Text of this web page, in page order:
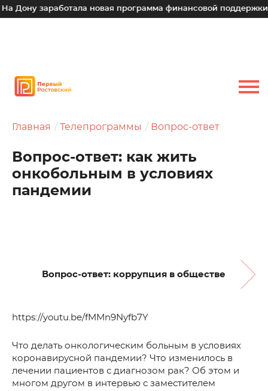
новая программа финансовой поддержки для
Главная Телепрограммы Вопрос-ответ
Вопрос-ответ: как жить
онкобольным в условиях
пандемии
Вопрос-ответ: коррупция в обществе
https://youtu.be/fMMn9Nyfb7Y
Что делать онкологическим больным в условиях
коронавирусной пандемии? Что изменилось в
лечении пациентов с диагнозом рак? Об этом и
многом другом в интервью с заместителем